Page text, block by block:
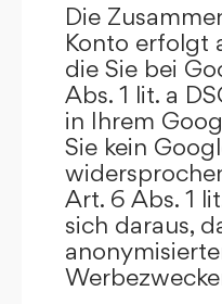
Die
Konto erfolgt
die Sie bei
Abs. 1 lit. a
in Ihrem
Sie kein
Art. 6 Abs. 1
sich daraus,